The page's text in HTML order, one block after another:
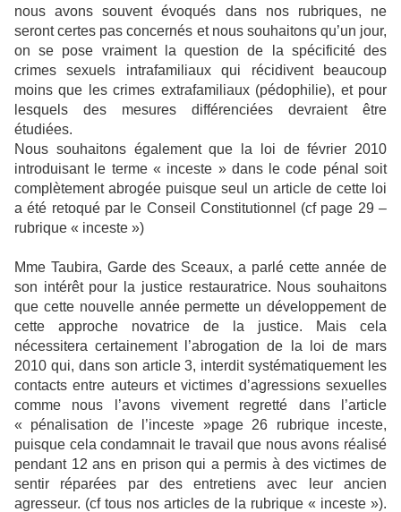
nous avons souvent évoqués dans nos rubriques, ne
seront certes pas concernés et nous souhaitons qu’un jour,
on se pose vraiment la question de la spécificité des
crimes sexuels intrafamiliaux qui récidivent beaucoup
moins que les crimes extrafamiliaux (pédophilie), et pour
lesquels des mesures différenciées devraient être
étudiées.
Nous souhaitons également que la loi de février 2010
introduisant le terme « inceste » dans le code pénal soit
complètement abrogée puisque seul un article de cette loi
a été retoqué par le Conseil Constitutionnel (cf page 29 –
rubrique « inceste »)
Mme Taubira, Garde des Sceaux, a parlé cette année de
son intérêt pour la justice restauratrice. Nous souhaitons
que cette nouvelle année permette un développement de
cette approche novatrice de la justice. Mais cela
nécessitera certainement l’abrogation de la loi de mars
2010 qui, dans son article 3, interdit systématiquement les
contacts entre auteurs et victimes d’agressions sexuelles
comme nous l’avons vivement regretté dans l’article
« pénalisation de l’inceste »page 26 rubrique inceste,
puisque cela condamnait le travail que nous avons réalisé
pendant 12 ans en prison qui a permis à des victimes de
sentir réparées par des entretiens avec leur ancien
agresseur. (cf tous nos articles de la rubrique « inceste »).